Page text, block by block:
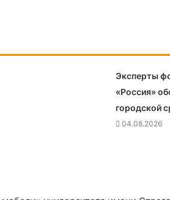
Эксперты
«Россия»
городской
04.08.2026